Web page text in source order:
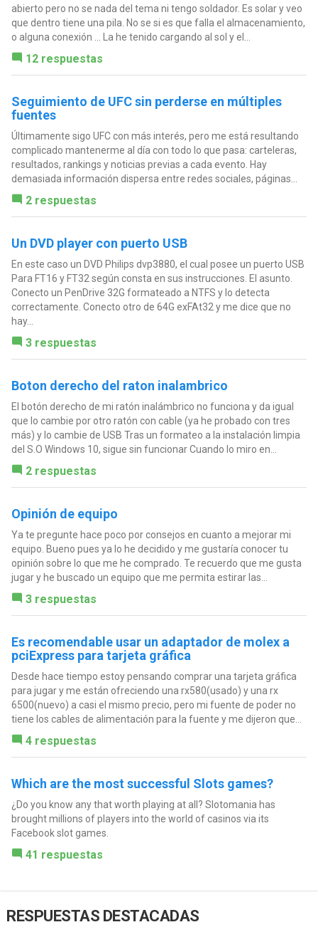
abierto pero no se nada del tema ni tengo soldador. Es solar y veo
que dentro tiene una pila. No se si es que falla el almacenamiento,
o alguna conexión ... La he tenido cargando al sol y el...
12 respuestas
Seguimiento de UFC sin perderse en múltiples
fuentes
Últimamente sigo UFC con más interés, pero me está resultando
complicado mantenerme al día con todo lo que pasa: carteleras,
resultados, rankings y noticias previas a cada evento. Hay
demasiada información dispersa entre redes sociales, páginas...
2 respuestas
Un DVD player con puerto USB
En este caso un DVD Philips dvp3880, el cual posee un puerto USB
Para FT16 y FT32 según consta en sus instrucciones. El asunto.
Conecto un PenDrive 32G formateado a NTFS y lo detecta
correctamente. Conecto otro de 64G exFAt32 y me dice que no
hay...
3 respuestas
Boton derecho del raton inalambrico
El botón derecho de mi ratón inalámbrico no funciona y da igual
que lo cambie por otro ratón con cable (ya he probado con tres
más) y lo cambie de USB Tras un formateo a la instalación limpia
del S.O Windows 10, sigue sin funcionar Cuando lo miro en...
2 respuestas
Opinión de equipo
Ya te pregunte hace poco por consejos en cuanto a mejorar mi
equipo. Bueno pues ya lo he decidido y me gustaría conocer tu
opinión sobre lo que me he comprado. Te recuerdo que me gusta
jugar y he buscado un equipo que me permita estirar las...
3 respuestas
Es recomendable usar un adaptador de molex a
pciExpress para tarjeta gráfica
Desde hace tiempo estoy pensando comprar una tarjeta gráfica
para jugar y me están ofreciendo una rx580(usado) y una rx
6500(nuevo) a casi el mismo precio, pero mi fuente de poder no
tiene los cables de alimentación para la fuente y me dijeron que...
4 respuestas
Which are the most successful Slots games?
¿Do you know any that worth playing at all? Slotomania has
brought millions of players into the world of casinos via its
Facebook slot games.
41 respuestas
RESPUESTAS DESTACADAS